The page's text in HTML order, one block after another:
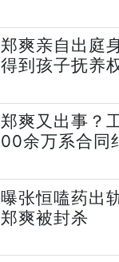
郑爽亲自出庭
得到孩子抚养
郑爽又出事？
00余万系合同
曝张恒嗑药出
郑爽被封杀